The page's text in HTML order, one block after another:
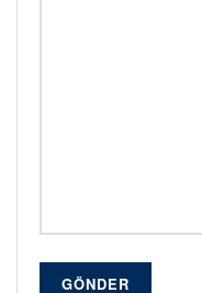
GÖNDER